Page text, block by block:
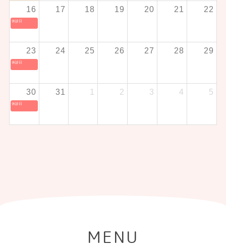
16
休診日
17 18 19 20 21 22
23
休診日
24 25 26 27 28 29
30
休診日
31 1 2 3 4 5
MENU